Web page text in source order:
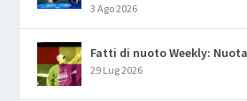
3 Ago 2026
Fatti di nuoto Weekly:
29 Lug 2026